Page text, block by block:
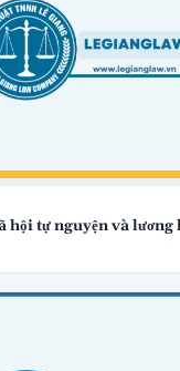
hội tự nguyện và lương